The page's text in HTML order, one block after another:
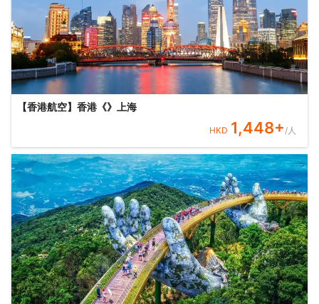
【香港航空】香港《》上海
HKD 1,448+/人